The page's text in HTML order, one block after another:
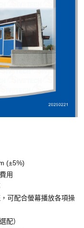
(±5%)
用
可配合螢幕播放各項操
配）